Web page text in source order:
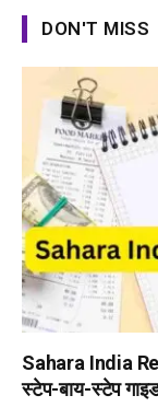
DON'T MISS
Sahara India
स्टेप-बाय-स्टेप